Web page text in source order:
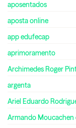
aposentados
aposta online
app edufecap
aprimoramento
Archimedes Roger
argenta
Ariel Eduardo
Armando Moucachen